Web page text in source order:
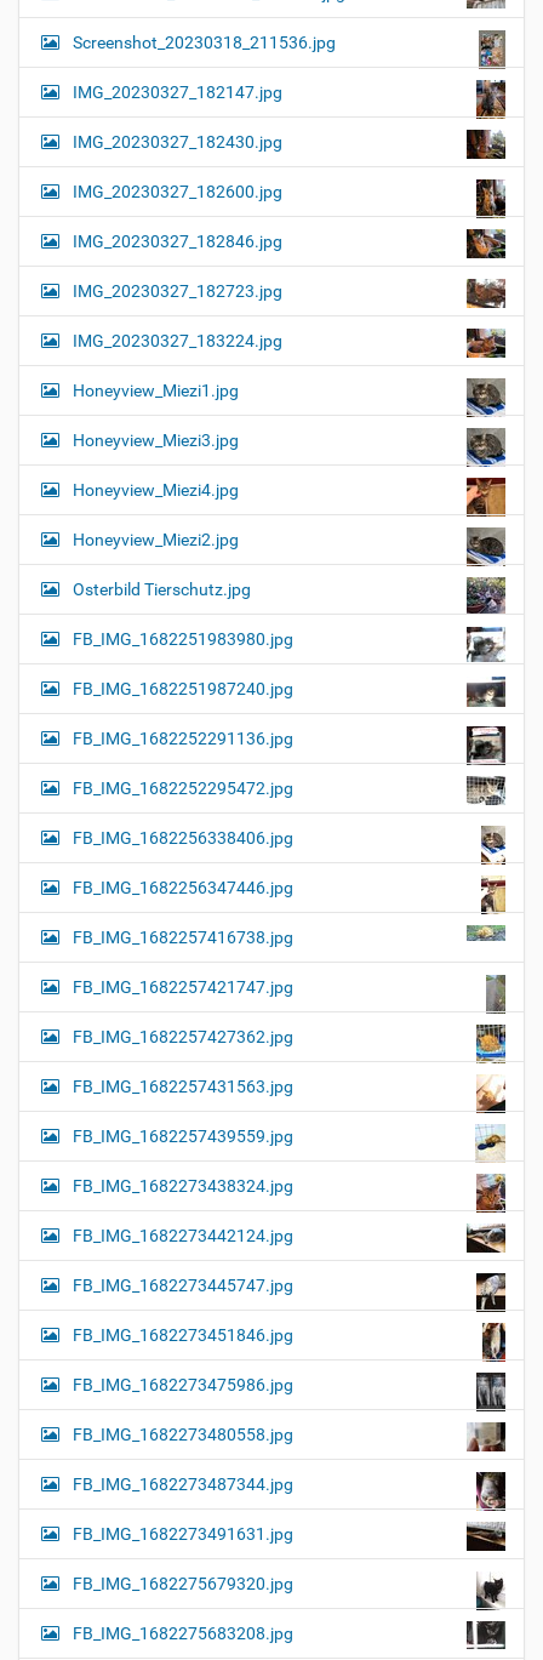
Screenshot_20230318_211536.jpg
IMG_20230327_182147.jpg
IMG_20230327_182430.jpg
IMG_20230327_182600.jpg
IMG_20230327_182846.jpg
IMG_20230327_182723.jpg
IMG_20230327_183224.jpg
Honeyview_Miezi1.jpg
Honeyview_Miezi3.jpg
Honeyview_Miezi4.jpg
Honeyview_Miezi2.jpg
Osterbild Tierschutz.jpg
FB_IMG_1682251983980.jpg
FB_IMG_1682251987240.jpg
FB_IMG_1682252291136.jpg
FB_IMG_1682252295472.jpg
FB_IMG_1682256338406.jpg
FB_IMG_1682256347446.jpg
FB_IMG_1682257416738.jpg
FB_IMG_1682257421747.jpg
FB_IMG_1682257427362.jpg
FB_IMG_1682257431563.jpg
FB_IMG_1682257439559.jpg
FB_IMG_1682273438324.jpg
FB_IMG_1682273442124.jpg
FB_IMG_1682273445747.jpg
FB_IMG_1682273451846.jpg
FB_IMG_1682273475986.jpg
FB_IMG_1682273480558.jpg
FB_IMG_1682273487344.jpg
FB_IMG_1682273491631.jpg
FB_IMG_1682275679320.jpg
FB_IMG_1682275683208.jpg